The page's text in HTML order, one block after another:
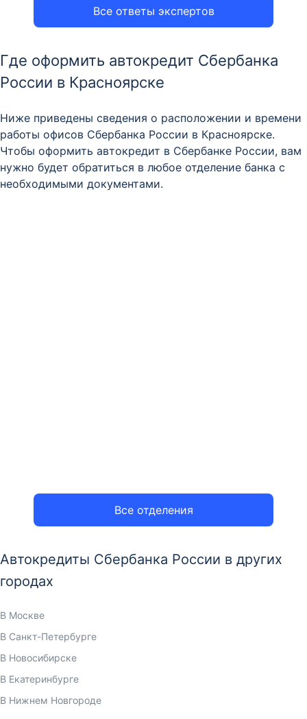
Все ответы экспертов
Где оформить автокредит Сбербанка
России в Красноярске
Все отделения
Ниже приведены сведения о расположении и времени
работы офисов Сбербанка России в Красноярске.
Чтобы оформить автокредит в Сбербанке России, вам
нужно будет обратиться в любое отделение банка с
необходимыми документами.
Автокредиты Сбербанка России в других
городах
В Москве
В Санкт-Петербурге
В Новосибирске
В Екатеринбурге
В Нижнем Новгороде